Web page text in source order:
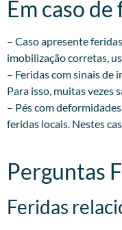
Em caso
– Caso apresente
imobilização corretas,
– Feridas com sinais de
Para isso, muitas vezes
– Pés com
feridas locais. Nestes
Perguntas
Feridas